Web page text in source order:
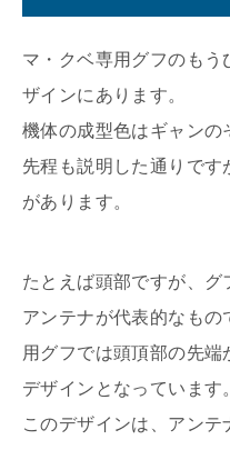
マ・クベ専用グフのも
ザインにあります。
機体の成型色はギャンの
先程も説明した通りです
があります。
たとえば頭部ですが、グ
アンテナが代表的なも
用グフでは頭頂部の先端
デザインとなっています
このデザインは、アン